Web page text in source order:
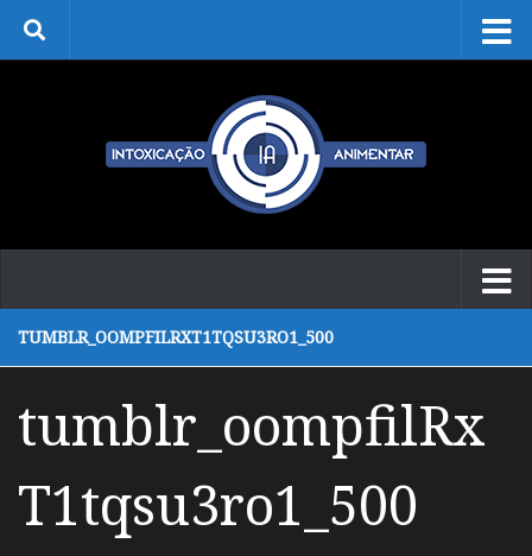
Skip to content
TUMBLR_OOMPFILRXT1TQSU3RO1_500
tumblr_oompfilRx
T1tqsu3ro1_500